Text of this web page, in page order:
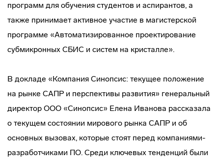
программ для обучения студентов и аспирантов, а
также принимает активное участие в магистерской
программе «Автоматизированное проектирование
субмикронных СБИС и систем на кристалле».
В докладе «Компания Синопсис: текущее положение
на рынке САПР и перспективы развития» генеральный
директор ООО «Синопсис» Елена Иванова рассказала
о текущем состоянии мирового рынка САПР и об
основных вызовах, которые стоят перед компаниями-
разработчиками ПО. Среди ключевых тенденций были